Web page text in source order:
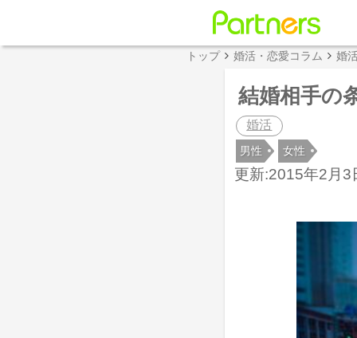
トップ 婚活・恋愛コラム 婚
結婚相手の
婚活
男性 女性
更新:2015年2月3